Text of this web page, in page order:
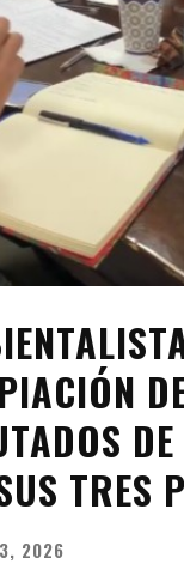
TRES
2026